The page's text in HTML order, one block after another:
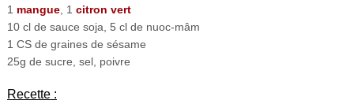
1 mangue, 1 citron vert
10 cl de sauce soja, 5 cl de nuoc-mâm
1 CS de graines de sésame
25g de sucre, sel, poivre
Recette :